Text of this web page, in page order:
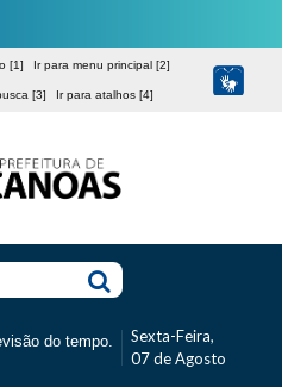
[1] Ir para menu principal [2]
[3] Ir para atalhos [4]
do tempo.
Sexta-Feira,
07 de Agosto